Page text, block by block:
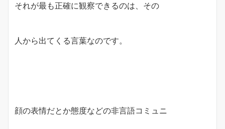
それが最も正確に観察できるのは、その
人から出てくる言葉なのです。
顔の表情だとか態度などの非言語コミュニ